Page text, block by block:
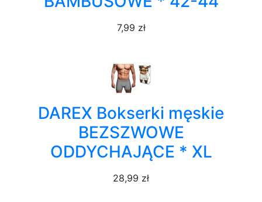
7,99 zł
DAREX Bokserki męskie
BEZSZWOWE
ODDYCHAJĄCE * XL
28,99 zł